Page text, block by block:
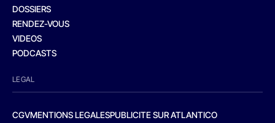
DOSSIERS
RENDEZ-VOUS
VIDEOS
PODCASTS
LEGAL
CGVMENTIONS LEGALESPUBLICITE SUR ATLANTICO